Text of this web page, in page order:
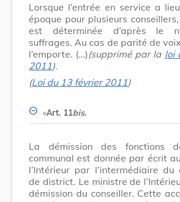
Lorsque l’entrée en service a
époque pour plusieurs conseillers,
est déterminée d’après le
suffrages. Au cas de parité de
l’emporte. (…)(supprimé par la loi
2011).
(Loi du 13 février 2011)
«Art. 11bis.
La démission des fonctions
communal est donnée par écrit
l’Intérieur par l’intermédiaire du
de district. Le ministre de
démission du conseiller. Cette